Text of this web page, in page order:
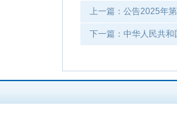
上一篇：公告2025年
下一篇：中华人民共和